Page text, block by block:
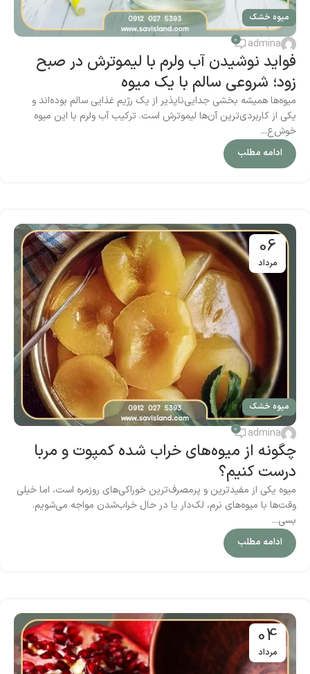
میوه خشک
admina
0
فواید نوشیدن آب ولرم با لیموترش در صبح
زود؛ شروعی سالم با یک میوه
میوه‌ها همیشه بخشی جدایی‌ناپذیر از یک رژیم غذایی سالم بوده‌اند و
یکی از کاربردی‌ترین آن‌ها لیموترش است. ترکیب آب ولرم با این میوه
خوش‌ع...
ادامه مطلب
06
مرداد
میوه خشک
admina
0
چگونه از میوه‌های خراب شده کمپوت و مربا
درست کنیم؟
میوه یکی از مفیدترین و پرمصرف‌ترین خوراکی‌های روزمره است، اما خیلی
وقت‌ها با میوه‌های نرم، لک‌دار یا در حال خراب‌شدن مواجه می‌شویم.
بسی...
ادامه مطلب
04
مرداد